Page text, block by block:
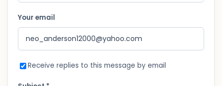
Your email
Receive replies to this message by email